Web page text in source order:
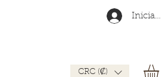
Iniciar
CRC (₡)